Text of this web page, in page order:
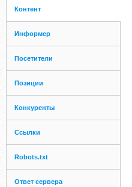
Контент
Информер
Посетители
Позиции
Конкуренты
Ссылки
Robots.txt
Ответ сервера